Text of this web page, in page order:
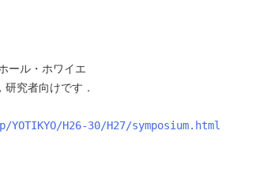
ール・ホワイエ
研究者向けです．
H26-30/H27/symposium.html